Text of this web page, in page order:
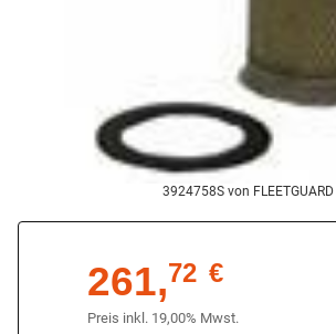
3924758S von FLEETGUARD
261,72 €
Preis inkl. 19,00% Mwst.